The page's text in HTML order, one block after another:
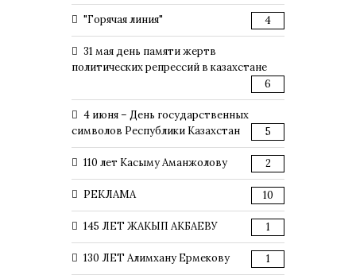
"Горячая линия" 4
31 мая день памяти жертв
политических репрессий в казахстане
6
4 июня – День государственных
символов Республики Казахстан
5
110 лет Касыму Аманжолову 2
РЕКЛАМА 10
145 ЛЕТ ЖАКЫП АКБАЕВУ 1
130 ЛЕТ Алимхану Ермекову 1